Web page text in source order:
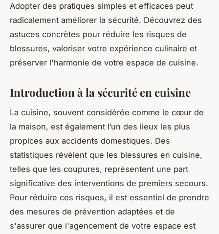
Adopter des pratiques simples et efficaces peut
radicalement améliorer la sécurité. Découvrez des
astuces concrètes pour réduire les risques de
blessures, valoriser votre expérience culinaire et
préserver l'harmonie de votre espace de cuisine.
Introduction à la sécurité en cuisine
La cuisine, souvent considérée comme le cœur de
la maison, est également l’un des lieux les plus
propices aux accidents domestiques. Des
statistiques révèlent que les blessures en cuisine,
telles que les coupures, représentent une part
significative des interventions de premiers secours.
Pour réduire ces risques, il est essentiel de prendre
des mesures de prévention adaptées et de
s'assurer que l'agencement de votre espace est